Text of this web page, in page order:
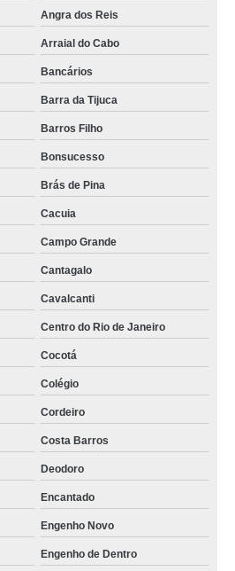
Angra dos Reis
Arraial do Cabo
Bancários
Barra da Tijuca
Barros Filho
Bonsucesso
Brás de Pina
Cacuia
Campo Grande
Cantagalo
Cavalcanti
Centro do Rio de Janeiro
Cocotá
Colégio
Cordeiro
Costa Barros
Deodoro
Encantado
Engenho Novo
Engenho de Dentro